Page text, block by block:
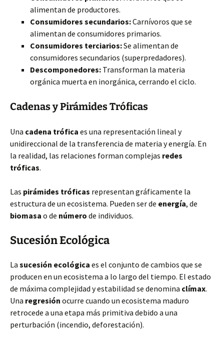
alimentan de productores.
Consumidores secundarios:Carnívoros que se
alimentan de consumidores primarios.
Consumidores terciarios:Se alimentan de
consumidores secundarios (superpredadores).
Descomponedores: Transforman la materia
orgánica muerta en inorgánica, cerrando el ciclo.
Cadenas y Pirámides Tróficas
Una cadena trófica es una representación lineal y
unidireccional de la transferencia de materia y energía. En
la realidad, las relaciones forman complejas redes
tróficas.
Las pirámides tróficas representan gráficamente la
estructura de un ecosistema. Pueden ser de energía, de
biomasa o de número de individuos.
Sucesión Ecológica
La sucesión ecológica es el conjunto de cambios que se
producen en un ecosistema a lo largo del tiempo. El estado
de máxima complejidad y estabilidad se denomina clímax.
Una regresión ocurre cuando un ecosistema maduro
retrocede a una etapa más primitiva debido a una
perturbación (incendio, deforestación).